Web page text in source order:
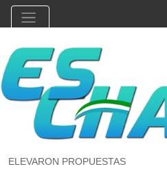
ELEVARON PROPUESTAS